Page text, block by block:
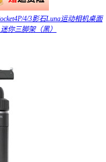
4/3影石Luna运动相机桌面
你三脚架（黑）